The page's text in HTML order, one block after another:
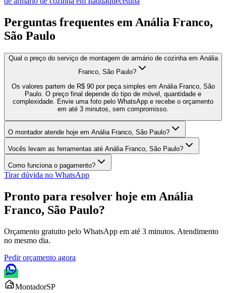
Perguntas frequentes emAnália Franco,
São Paulo
Qual o preço do serviço de montagem de armário de cozinha em Anália
Franco, São Paulo?
Os valores partem de R$ 90 por peça simples em Anália Franco, São
Paulo. O preço final depende do tipo de móvel, quantidade e
complexidade. Envie uma foto pelo WhatsApp e recebe o orçamento
em até 3 minutos, sem compromisso.
O montador atende hoje em Anália Franco, São Paulo?
Vocês levam as ferramentas até Anália Franco, São Paulo?
Como funciona o pagamento?
Tirar dúvida no WhatsApp
Pronto para resolver hoje em Anália
Franco, São Paulo?
Orçamento gratuito pelo WhatsApp em até 3 minutos. Atendimento
no mesmo dia.
Pedir orçamento agora
MontadorSP